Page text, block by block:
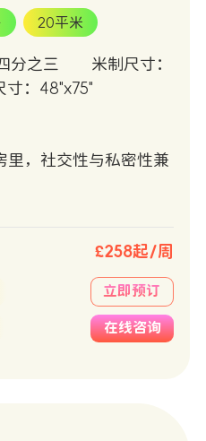
20平米
分之三
米制尺寸：
寸：48"x75"
里，社交性与私密性兼
£258起/周
立即预订
在线咨询